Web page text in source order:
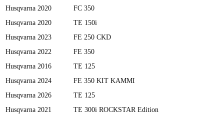
Husqvarna 2020
FC 350
Husqvarna 2020
TE 150i
Husqvarna 2023
FE 250 CKD
Husqvarna 2022
FE 350
Husqvarna 2016
TE 125
Husqvarna 2024
FE 350 KIT KAMMI
Husqvarna 2026
TE 125
Husqvarna 2021
TE 300i ROCKSTAR Edition